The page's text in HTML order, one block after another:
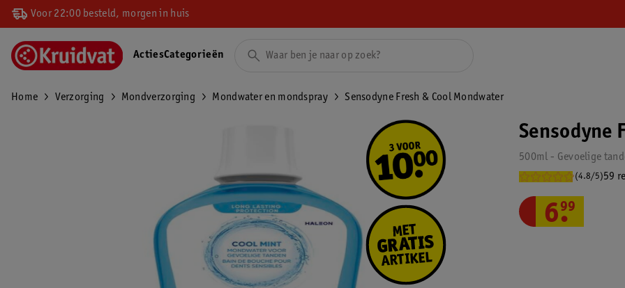
Voor 22:00 besteld, morgen in huis
ActiesCategorieën
Home Verzorging Mondverzorging Mondwater en mondspray Sensodyne Fresh & Cool Mondwater
Sensodyne
500ml - Gevoelige
(4.8/5)59
6.
99